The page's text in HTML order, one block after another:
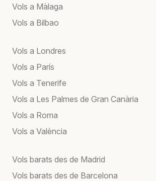
Vols a Màlaga
Vols a Bilbao
Vols a Londres
Vols a París
Vols a Tenerife
Vols a Les Palmes de Gran Canària
Vols a Roma
Vols a València
Vols barats des de Madrid
Vols barats des de Barcelona